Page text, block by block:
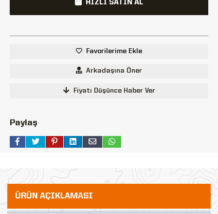
HIZLI SATIN AL
Favorilerime Ekle
Arkadaşına Öner
Fiyatı Düşünce Haber Ver
Paylaş
ÜRÜN AÇIKLAMASI